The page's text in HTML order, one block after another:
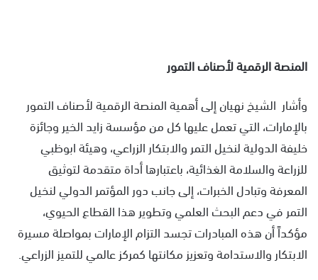
المنصة الرقمية لأصناف التمور
وأشار الشيخ نهيان إلى أهمية المنصة الرقمية لأصناف التمور
بالإمارات، التي تعمل عليها كل من مؤسسة زايد الخير وجائزة
خليفة الدولية لنخيل التمر والابتكار الزراعي، وهيئة ابوظبي
للزراعة والسلامة الغذائية، باعتبارها أداة متقدمة لتوثيق
المعرفة وتبادل الخبرات، إلى جانب دور المؤتمر الدولي لنخيل
التمر في دعم البحث العلمي وتطوير هذا القطاع الحيوي،
مؤكداً أن هذه المبادرات تجسد التزام الإمارات بمواصلة مسيرة
الابتكار والاستدامة وتعزيز مكانتها كمركز عالمي للتميز الزراعي.